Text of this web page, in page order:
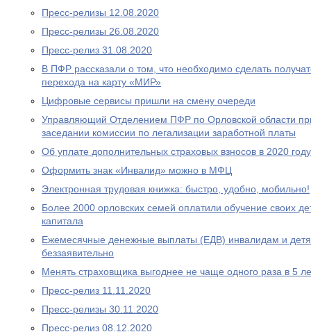
Пресс-релизы 12.08.2020
Пресс-релизы 26.08.2020
Пресс-релиз 31.08.2020
В ПФР рассказали о том, что необходимо сделать
перехода на карту «МИР»
Цифровые сервисы пришли на смену очереди
Управляющий Отделением ПФР по Орловской области
заседании комиссии по легализации заработной платы
Об уплате дополнительных страховых взносов в 2020 году
Оформить знак «Инвалид» можно в МФЦ
Электронная трудовая книжка: быстро, удобно, мобильно!
Более 2000 орловских семей оплатили обучение своих
капитала
Ежемесячные денежные выплаты (ЕДВ) инвалидам и
беззаявительно
Менять страховщика выгоднее не чаще одного раза в 5
Пресс-релиз 11.11.2020
Пресс-релизы 30.11.2020
Пресс-релиз 08.12.2020